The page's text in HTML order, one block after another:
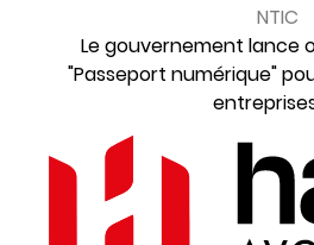
NTIC
Le gouvernement lance
"Passeport numérique"